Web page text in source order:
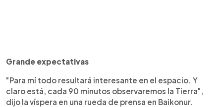
Grande expectativas
"Para mí todo resultará interesante en el espacio. Y
claro está, cada 90 minutos observaremos la Tierra",
dijo la víspera en una rueda de prensa en Baikonur.